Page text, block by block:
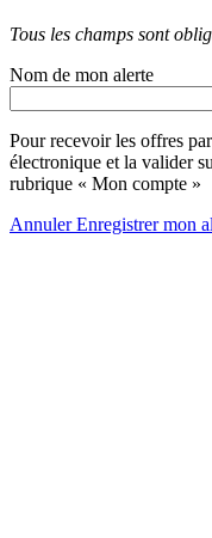
Tous les champs sont
Nom de mon alerte
Pour recevoir les offres
électronique et la valider
rubrique « Mon compte »
AnnulerEnregistrer mon